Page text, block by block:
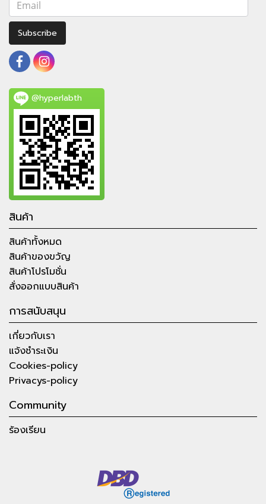
Subscribe
@hyperlabth
สินค้า
สินค้าทั้งหมด
สินค้าของขวัญ
สินค้าโปรโมชั่น
สั่งออกแบบสินค้า
การสนับสนุน
เกี่ยวกับเรา
แจ้งชำระเงิน
Cookies-policy
Privacys-policy
Community
ร้องเรียน